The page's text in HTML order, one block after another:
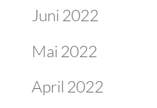
Juni 2022
Mai 2022
April 2022